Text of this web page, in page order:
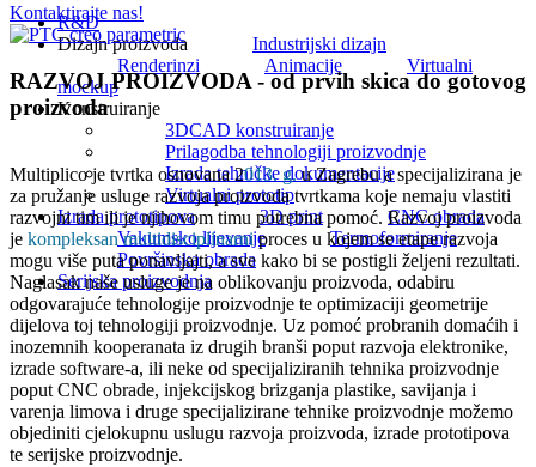
R&D
Dizajn proizvoda
Industrijski dizajn
Renderinzi
Animacije
Virtualni
mockup
Konstruiranje
3DCAD konstruiranje
Prilagodba tehnologiji proizvodnje
Izrada tehničke dokumentacije
Virtualni prototip
Izrada prototipova
3D print
CNC obrada
Vakumsko lijevanje
Termoformiranje
Površinska obrada
Serijska proizvodnja
Kontaktirajte nas!
RAZVOJ PROIZVODA - od prvih skica do gotovog
proizvoda
Multiplico je tvrtka osnovana 2013. g.u Zagrebu a specijalizirana je
za pružanje usluge razvoja proizvoda tvrtkama koje nemaju vlastiti
razvojni tim ili je njihovom timu potrebna pomoć. Razvoj proizvoda
je kompleksan multidisciplinarniproces u kojem se etape razvoja
mogu više puta ponavljajti, a sve kako bi se postigli željeni rezultati.
Naglasak naše usluge je na oblikovanju proizvoda, odabiru
odgovarajuće tehnologije proizvodnje te optimizaciji geometrije
dijelova toj tehnologiji proizvodnje. Uz pomoć probranih domaćih i
inozemnih kooperanata iz drugih branši poput razvoja elektronike,
izrade software-a, ili neke od specijaliziranih tehnika proizvodnje
poput CNC obrade, injekcijskog brizganja plastike, savijanja i
varenja limova i druge specijalizirane tehnike proizvodnje možemo
objediniti cjelokupnu uslugu razvoja proizvoda, izrade prototipova
te serijske proizvodnje.